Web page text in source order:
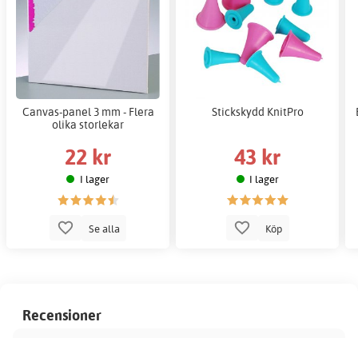
Canvas-panel 3 mm - Flera
olika storlekar
22 kr
I lager
Se alla
Stickskydd KnitPro
43 kr
I lager
Köp
Recensioner